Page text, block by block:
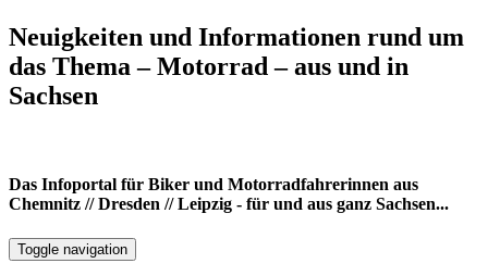
Neuigkeiten und Informationen rund um
das Thema – Motorrad – aus und in
Sachsen
Das Infoportal für Biker und Motorradfahrerinnen aus
Chemnitz // Dresden // Leipzig - für und aus ganz Sachsen...
Toggle navigation